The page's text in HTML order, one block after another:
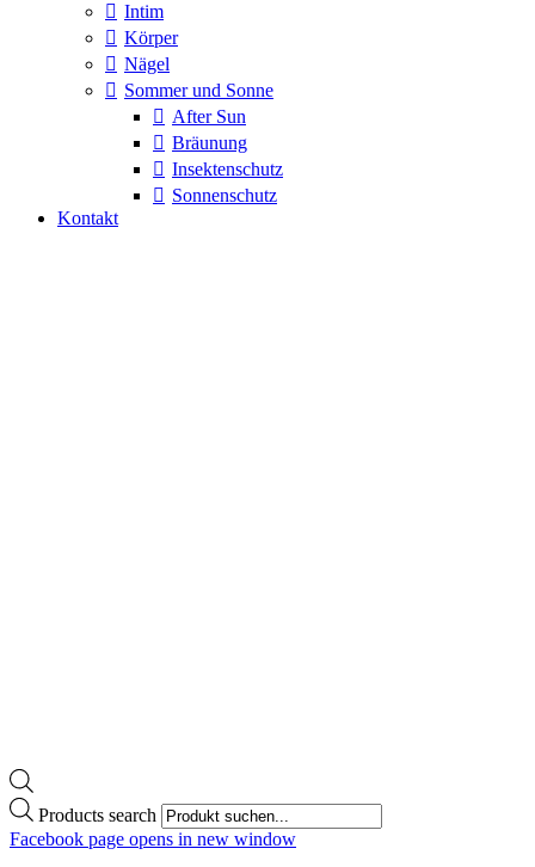
Intim
Körper
Nägel
Sommer und Sonne
After Sun
Bräunung
Insektenschutz
Sonnenschutz
Kontakt
Products search
Facebook page opens in new window